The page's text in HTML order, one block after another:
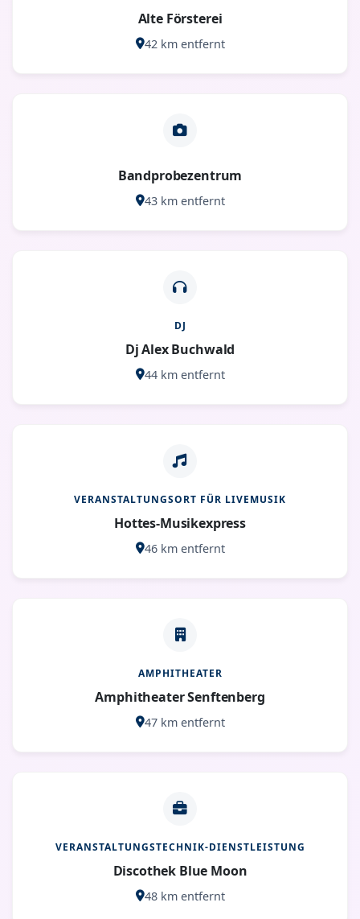
Alte Försterei
42 km entfernt
Bandprobezentrum
43 km entfernt
DJ
Dj Alex Buchwald
44 km entfernt
VERANSTALTUNGSORT FÜR LIVEMUSIK
Hottes-Musikexpress
46 km entfernt
AMPHITHEATER
Amphitheater Senftenberg
47 km entfernt
VERANSTALTUNGSTECHNIK-DIENSTLEISTUNG
Discothek Blue Moon
48 km entfernt